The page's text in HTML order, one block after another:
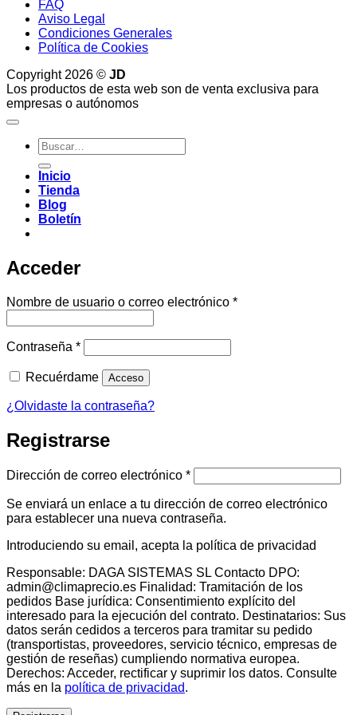
FAQ
Aviso Legal
Condiciones Generales
Política de Cookies
Copyright 2026 © JD
Los productos de esta web son de venta exclusiva para
empresas o autónomos
Buscar
por:
Inicio
Tienda
Blog
Boletín
Acceder
Nombre de usuario o correo electrónico *Obligatorio
Contraseña *Obligatorio
Recuérdame Acceso
¿Olvidaste la contraseña?
Registrarse
Dirección de correo electrónico *Obligatorio
Se enviará un enlace a tu dirección de correo electrónico
para establecer una nueva contraseña.
Introduciendo su email, acepta la política de privacidad
Responsable: DAGA SISTEMAS SL Contacto DPO:
admin@climaprecio.es Finalidad: Tramitación de los
pedidos Base jurídica: Consentimiento explícito del
interesado para la ejecución del contrato. Destinatarios: Sus
datos serán cedidos a terceros para tramitar su pedido
(transportistas, proveedores, servicio técnico, empresas de
gestión de reseñas) cumpliendo normativa europea.
Derechos: Acceder, rectificar y suprimir los datos. Consulte
más en la política de privacidad.